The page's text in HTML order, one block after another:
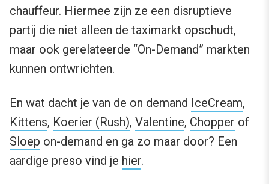
chauffeur. Hiermee zijn ze een disruptieve
partij die niet alleen de taximarkt opschudt,
maar ook gerelateerde “On-Demand” markten
kunnen ontwrichten.
En wat dacht je van de on demand IceCream,
Kittens, Koerier (Rush), Valentine, Chopper of
Sloep on-demand en ga zo maar door? Een
aardige preso vind je hier.